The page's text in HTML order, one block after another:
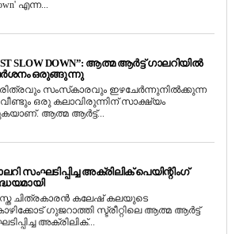
എന്ന...
SLOW DOWN”: ആത്മ ആർട്ട് ഗാലറിയിൽ
ഒരുങ്ങുന്നു
സംസ്‌കാരവും ഇഴചേർന്നുനിൽക്കുന്ന
വീണ്ടും ഒരു കലാവിരുന്നിന് സാക്ഷ്യം
ആത്മ ആർട്ട്...
സംഘടിപ്പിച്ച അക്രിലിക് പെയിന്റിംഗ്
ചിത്രകാരൻ കലേഷ് കലയുടെ
ഗുജറാത്തി സ്ട്രീറ്റിലെ ആത്മ ആർട്ട്
അക്രിലിക്...